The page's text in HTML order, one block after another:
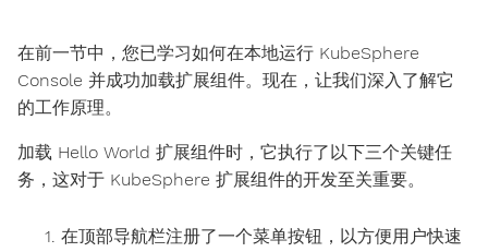
在前一节中，您已学习如何在本地运行 KubeSphere
Console 并成功加载扩展组件。现在，让我们深入了解它
的工作原理。
加载 Hello World 扩展组件时，它执行了以下三个关键任
务，这对于 KubeSphere 扩展组件的开发至关重要。
在顶部导航栏注册了一个菜单按钮，以方便用户快速